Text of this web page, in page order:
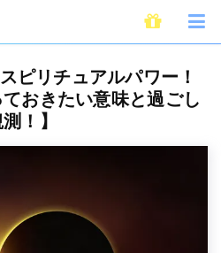
】金環日食のスピリチュアルパワー！
ピリチュアルパワー！
おきたい意味と過ごし
！】